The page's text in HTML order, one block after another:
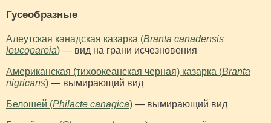
Гусеобразные
Алеутская канадская казарка (Branta canadensis
leucopareia) — вид на грани исчезновения
Американская (тихоокеанская черная) казарка (Branta
nigricans) — вымирающий вид
Белошей (Philacte canagica) — вымирающий вид